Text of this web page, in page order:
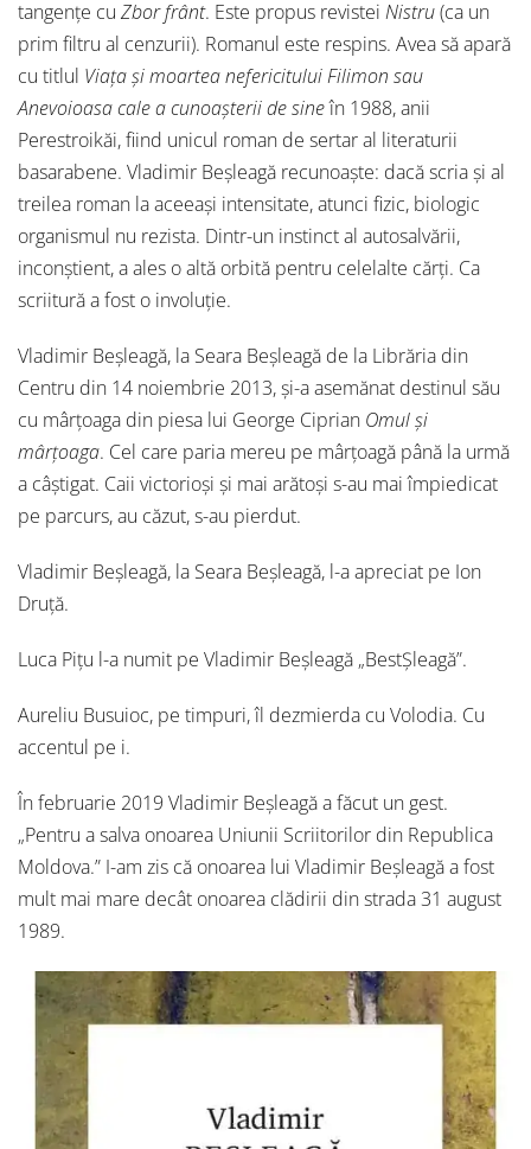
tangențe cu Zbor frânt. Este propus revistei Nistru(ca un
prim filtru al cenzurii). Romanul este respins. Avea să apară
cu titlul Viața și moartea nefericitului Filimon sau
Anevoioasa cale a cunoașterii de sineîn 1988, anii
Perestroikăi, fiind unicul roman de sertar al literaturii
basarabene. Vladimir Beșleagă recunoaște: dacă scria și al
treilea roman la aceeași intensitate, atunci fizic, biologic
organismul nu rezista. Dintr-un instinct al autosalvării,
inconștient, a ales o altă orbită pentru celelalte cărți. Ca
scriitură a fost o involuție.
Vladimir Beșleagă, la Seara Beșleagă de la Librăria din
Centru din 14 noiembrie 2013, și-a asemănat destinul său
cu mârțoaga din piesa lui George Ciprian Omul și
mârțoaga. Cel care paria mereu pe mârțoagă până la urmă
a câștigat. Caii victorioși și mai arătoși s-au mai împiedicat
pe parcurs, au căzut, s-au pierdut.
Vladimir Beșleagă, la Seara Beșleagă, l-a apreciat pe Ion
Druță.
Luca Pițu l-a numit pe Vladimir Beșleagă „BestȘleagă”.
Aureliu Busuioc, pe timpuri, îl dezmierda cu Volodia. Cu
accentul pe i.
În februarie 2019 Vladimir Beșleagă a făcut un gest.
„Pentru a salva onoarea Uniunii Scriitorilor din Republica
Moldova.” I-am zis că onoarea lui Vladimir Beșleagă a fost
mult mai mare decât onoarea clădirii din strada 31 august
1989.